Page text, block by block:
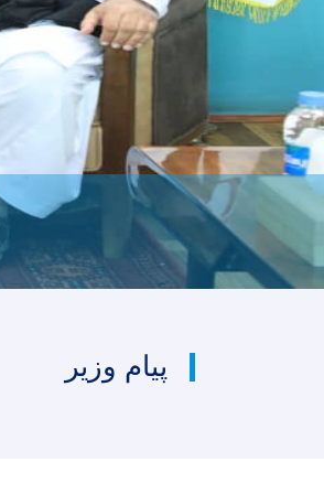
پیام وزیر